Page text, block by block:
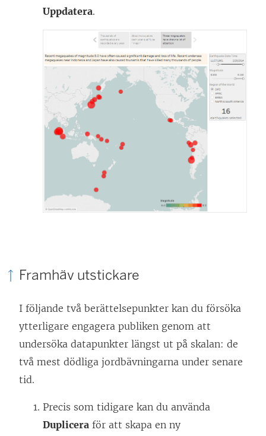
Uppdatera.
Framhäv utstickare
I följande två berättelsepunkter kan du försöka
ytterligare engagera publiken genom att
undersöka datapunkter längst ut på skalan: de
två mest dödliga jordbävningarna under senare
tid.
Precis som tidigare kan du använda
Duplicera för att skapa en ny